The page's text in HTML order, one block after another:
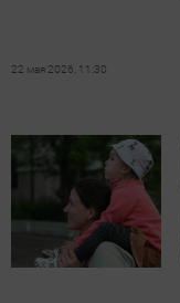
22 мая 2026, 11:30